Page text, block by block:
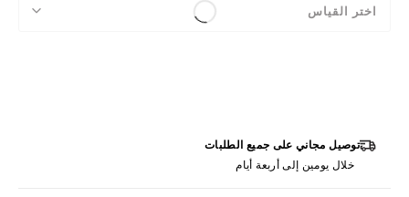
اختر القياس
توصيل مجاني على جميع الطلبات
خلال يومين إلى أربعة أيام